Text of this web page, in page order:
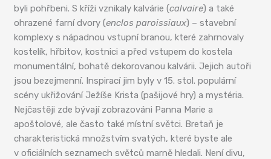
byli pohřbeni. S kříži vznikaly kalvárie (calvaire) a také
ohrazené farní dvory (enclos paroissiaux) – stavební
komplexy s nápadnou vstupní branou, které zahrnovaly
kostelík, hřbitov, kostnici a před vstupem do kostela
monumentální, bohatě dekorovanou kalvárii. Jejich autoři
jsou bezejmenní. Inspirací jim byly v 15. stol. populární
scény ukřižování Ježíše Krista (pašijové hry) a mystéria.
Nejčastěji zde bývají zobrazováni Panna Marie a
apoštolové, ale často také místní světci. Bretaň je
charakteristická množstvím svatých, které byste ale
v oficiálních seznamech světců marně hledali. Není divu,